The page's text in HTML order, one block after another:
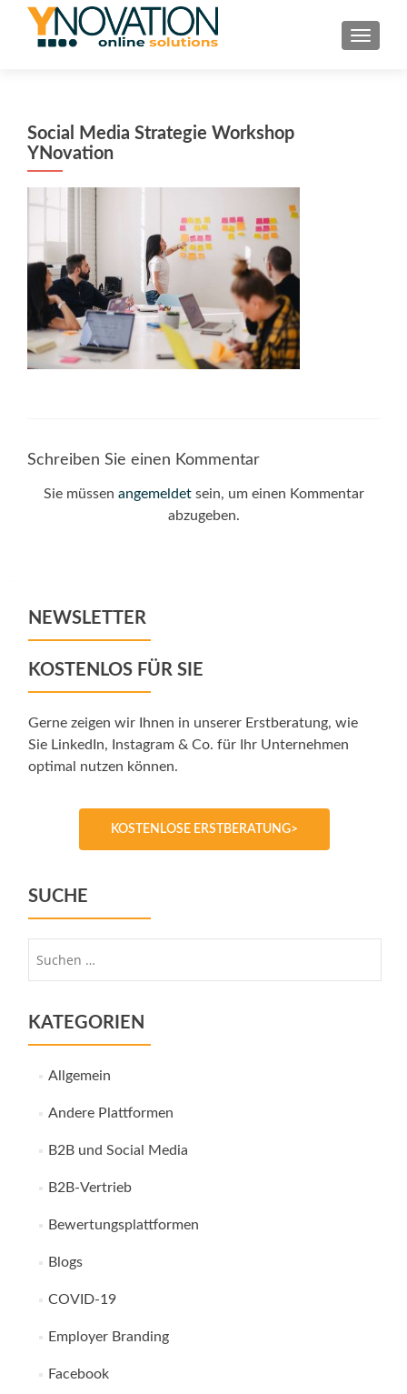
Social Media Strategie Workshop
YNovation
Schreiben Sie einen Kommentar
Sie müssen angemeldetsein, um einen Kommentar
abzugeben.
NEWSLETTER
KOSTENLOS FÜR SIE
Gerne zeigen wir Ihnen in unserer Erstberatung, wie
Sie LinkedIn, Instagram & Co. für Ihr Unternehmen
optimal nutzen können.
KOSTENLOSE ERSTBERATUNG>
SUCHE
KATEGORIEN
Allgemein
Andere Plattformen
B2B und Social Media
B2B-Vertrieb
Bewertungsplattformen
Blogs
COVID-19
Employer Branding
Facebook